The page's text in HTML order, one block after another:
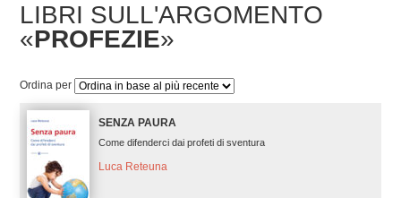
LIBRI SULL'ARGOMENTO
«PROFEZIE»
Ordina per
SENZA PAURA
Come difenderci dai profeti di sventura
Luca Reteuna